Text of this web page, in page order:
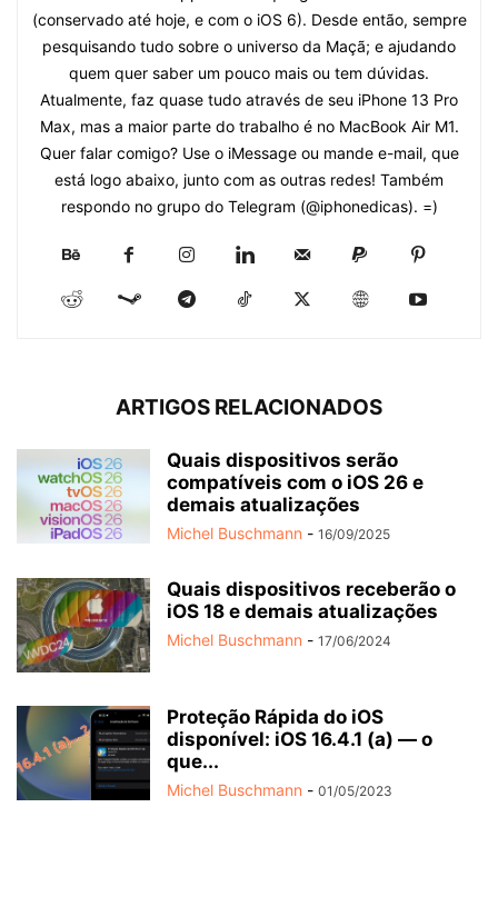
(conservado até hoje, e com o iOS 6). Desde então, sempre
pesquisando tudo sobre o universo da Maçã; e ajudando
quem quer saber um pouco mais ou tem dúvidas.
Atualmente, faz quase tudo através de seu iPhone 13 Pro
Max, mas a maior parte do trabalho é no MacBook Air M1.
Quer falar comigo? Use o iMessage ou mande e-mail, que
está logo abaixo, junto com as outras redes! Também
respondo no grupo do Telegram (@iphonedicas). =)
ARTIGOS RELACIONADOS
Quais dispositivos serão
compatíveis com o iOS 26 e
demais atualizações
Michel Buschmann - 16/09/2025
Quais dispositivos receberão o
iOS 18 e demais atualizações
Michel Buschmann - 17/06/2024
Proteção Rápida do iOS
disponível: iOS 16.4.1 (a) — o
que...
Michel Buschmann - 01/05/2023